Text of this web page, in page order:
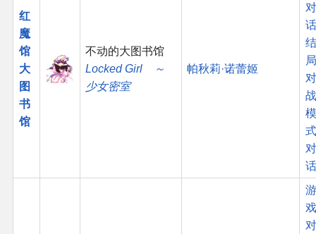
红
魔
馆
大
图
书
馆
不动的大图书馆
Locked Girl ～
少女密室
帕秋莉·诺蕾姬
对
结
局
对
战
模
式
对
话
游
戏
对